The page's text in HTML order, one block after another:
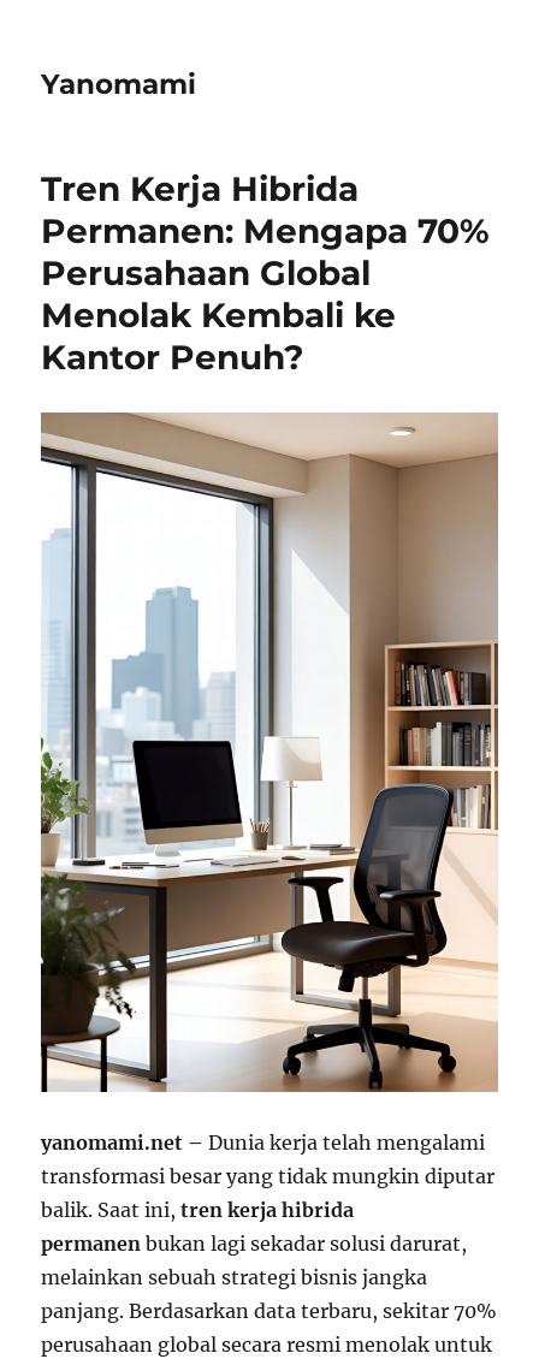
Yanomami
Tren Kerja Hibrida
Permanen: Mengapa 70%
Perusahaan Global
Menolak Kembali ke
Kantor Penuh?
yanomami.net –Dunia kerja telah mengalami
transformasi besar yang tidak mungkin diputar
balik. Saat ini,tren kerja hibrida
permanen bukan lagi sekadar solusi darurat,
melainkan sebuah strategi bisnis jangka
panjang. Berdasarkan data terbaru, sekitar 70%
perusahaan global secara resmi menolak untuk